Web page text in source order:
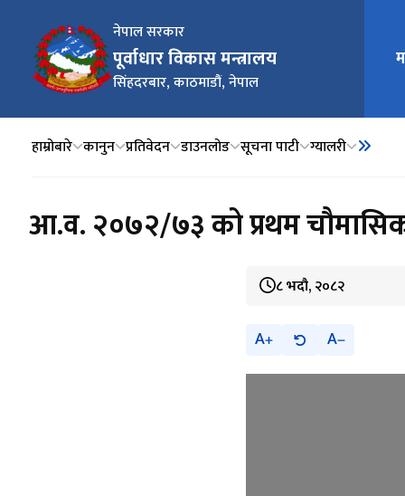
नेपाल सरकार
पूर्वाधार विकास मन्त्रालय
सिंहदरबार, काठमाडौं, नेपाल
मुख्य
हाम्रोबारे कानुन प्रतिवेदन डाउनलोड सूचना पाटी ग्यालरी
आ.व. २०७२/७३ को प्रथम चौमासिक
८ भदौ, २०८२
A A